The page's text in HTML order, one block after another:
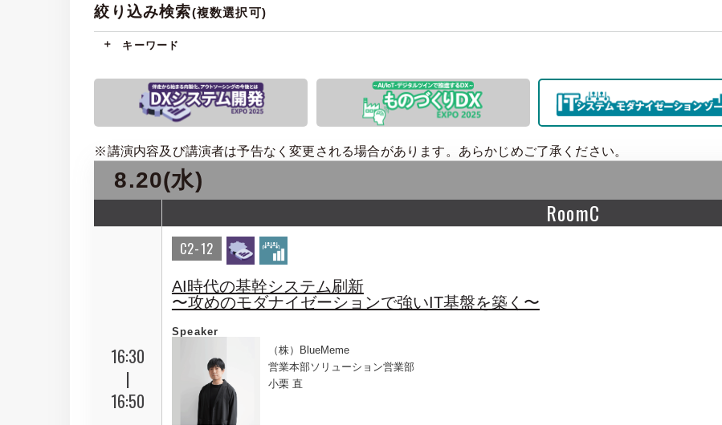
絞り込み検索(複数選択可)
キーワード
※講演内容及び講演者は予告なく変更される場合があります。あらかじめご了承ください。
8.20(水)
RoomC
16:30
|
16:50
C2-12
AI時代の基幹システム刷新
〜攻めのモダナイゼーションで強いIT基盤を築く〜
Speaker
（株）BlueMeme
営業本部ソリューション営業部
小栗 直